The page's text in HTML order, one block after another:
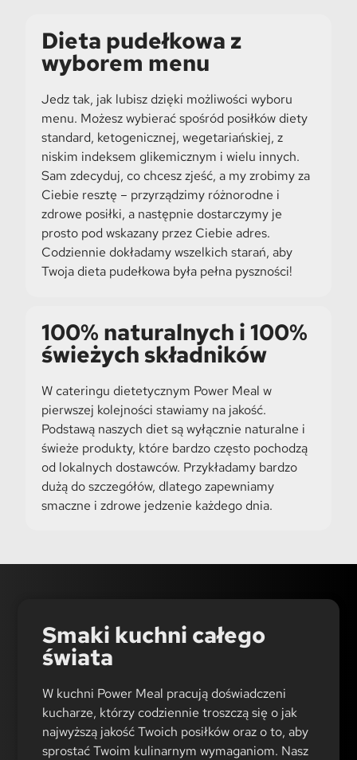
Dieta pudełkowa z
wyborem menu
Jedz tak, jak lubisz dzięki możliwości wyboru
menu. Możesz wybierać spośród posiłków diety
standard, ketogenicznej, wegetariańskiej, z
niskim indeksem glikemicznym i wielu innych.
Sam zdecyduj, co chcesz zjeść, a my zrobimy za
Ciebie resztę – przyrządzimy różnorodne i
zdrowe posiłki, a następnie dostarczymy je
prosto pod wskazany przez Ciebie adres.
Codziennie dokładamy wszelkich starań, aby
Twoja dieta pudełkowa była pełna pyszności!
100% naturalnych i 100%
świeżych składników
W cateringu dietetycznym Power Meal w
pierwszej kolejności stawiamy na jakość.
Podstawą naszych diet są wyłącznie naturalne i
świeże produkty, które bardzo często pochodzą
od lokalnych dostawców. Przykładamy bardzo
dużą do szczegółów, dlatego zapewniamy
smaczne i zdrowe jedzenie każdego dnia.
Smaki kuchni całego
świata
W kuchni Power Meal pracują doświadczeni
kucharze, którzy codziennie troszczą się o jak
najwyższą jakość Twoich posiłków oraz o to, aby
sprostać Twoim kulinarnym wymaganiom. Nasz